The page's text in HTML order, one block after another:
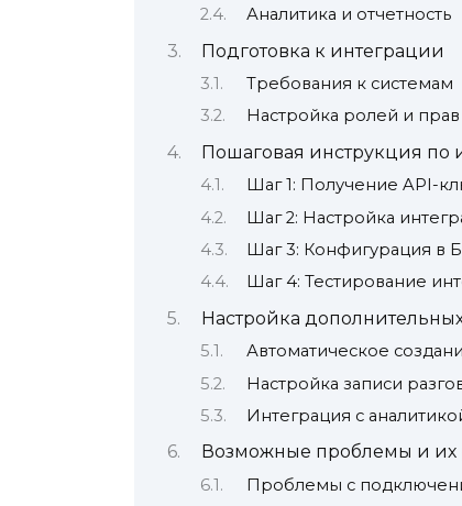
Аналитика и отчетность
Подготовка к интеграции
Требования к системам
Настройка ролей и прав
Пошаговая инструкция по
Шаг 1: Получение API-
Шаг 2: Настройка
Шаг 3: Конфигурация в
Шаг 4: Тестирование
Настройка
Автоматическое
Настройка записи
Интеграция с
Возможные проблемы и
Проблемы с